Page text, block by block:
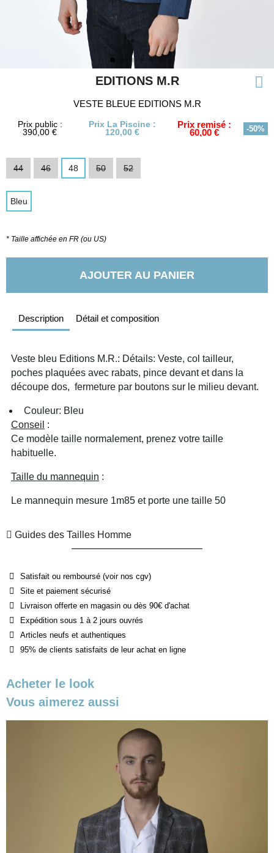
EDITIONS M.R
VESTE BLEUE EDITIONS M.R
Prix public :
390,00 €
Prix La Piscine :
120,00 €
Prix remisé :
60,00 € -50%
44 46 48 50 52
Bleu
* Taille affichée en FR (ou US)
AJOUTER AU PANIER
Description Détail et composition
Veste bleu Editions M.R.: Détails: Veste, col tailleur,
poches plaquées avec rabats, pince devant et dans la
découpe dos,  fermeture par boutons sur le milieu devant.
Couleur: Bleu
Conseil :
Ce modèle taille normalement, prenez votre taille
habituelle.
Taille du mannequin :
Le mannequin mesure 1m85 et porte une taille 50
Guides des Tailles Homme
Satisfait ou remboursé (voir nos cgv)
Site et paiement sécurisé
Livraison offerte en magasin ou dès 90€ d'achat
Expédition sous 1 à 2 jours ouvrés
Articles neufs et authentiques
95% de clients satisfaits de leur achat en ligne
Acheter le look
Vous aimerez aussi